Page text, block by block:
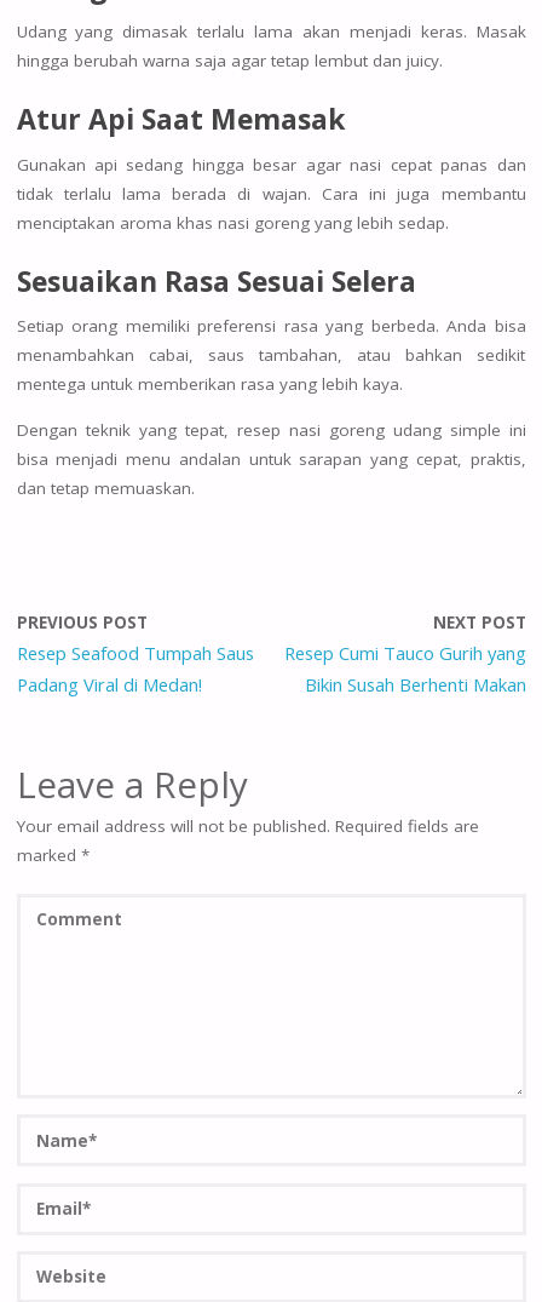
Udang yang dimasak terlalu lama akan menjadi keras. Masak
hingga berubah warna saja agar tetap lembut dan juicy.
Atur Api Saat Memasak
Gunakan api sedang hingga besar agar nasi cepat panas dan
tidak terlalu lama berada di wajan. Cara ini juga membantu
menciptakan aroma khas nasi goreng yang lebih sedap.
Sesuaikan Rasa Sesuai Selera
Setiap orang memiliki preferensi rasa yang berbeda. Anda bisa
menambahkan cabai, saus tambahan, atau bahkan sedikit
mentega untuk memberikan rasa yang lebih kaya.
Dengan teknik yang tepat, resep nasi goreng udang simple ini
bisa menjadi menu andalan untuk sarapan yang cepat, praktis,
dan tetap memuaskan.
PREVIOUS POST
Resep Seafood Tumpah Saus
Padang Viral di Medan!
NEXT POST
Resep Cumi Tauco Gurih yang
Bikin Susah Berhenti Makan
Leave a Reply
Your email address will not be published. Required fields are
marked *